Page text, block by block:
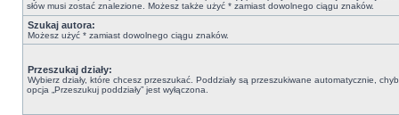
słów musi zostać znalezione. Możesz także użyć * zamiast dowolnego ciągu znaków.
Szukaj autora:
Możesz użyć * zamiast dowolnego ciągu znaków.
Przeszukaj działy:
Wybierz działy, które chcesz przeszukać. Poddziały są przeszukiwane automatycznie,
opcja „Przeszukuj poddziały” jest wyłączona.